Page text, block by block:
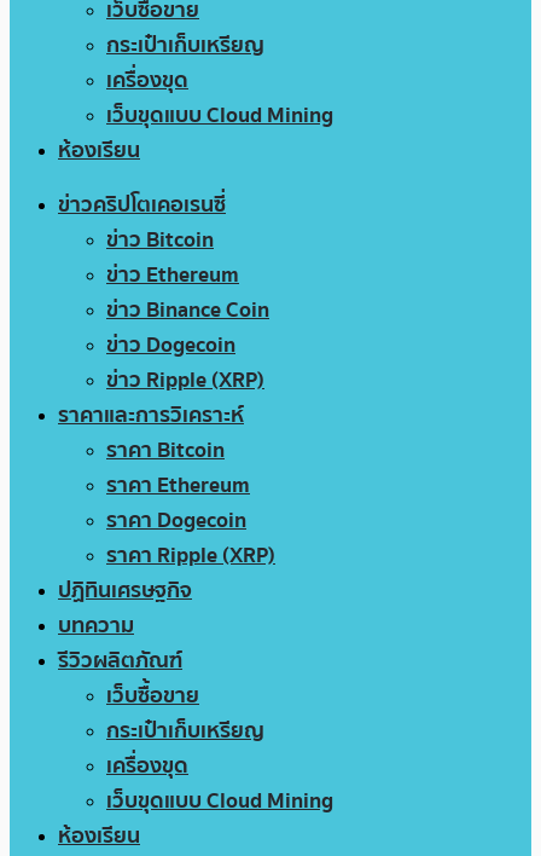
เว็บซื้อขาย
กระเป๋าเก็บเหรียญ
เครื่องขุด
เว็บขุดแบบ Cloud Mining
ห้องเรียน
ข่าวคริปโตเคอเรนซี่
ข่าว Bitcoin
ข่าว Ethereum
ข่าว Binance Coin
ข่าว Dogecoin
ข่าว Ripple (XRP)
ราคาและการวิเคราะห์
ราคา Bitcoin
ราคา Ethereum
ราคา Dogecoin
ราคา Ripple (XRP)
ปฏิทินเศรษฐกิจ
บทความ
รีวิวผลิตภัณฑ์
เว็บซื้อขาย
กระเป๋าเก็บเหรียญ
เครื่องขุด
เว็บขุดแบบ Cloud Mining
ห้องเรียน